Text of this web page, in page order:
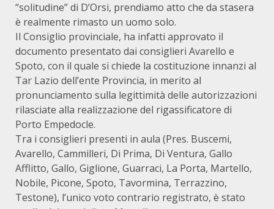
“solitudine” di D’Orsi, prendiamo atto che da stasera
è realmente rimasto un uomo solo.
Il Consiglio provinciale, ha infatti approvato il
documento presentato dai consiglieri Avarello e
Spoto, con il quale si chiede la costituzione innanzi al
Tar Lazio dell’ente Provincia, in merito al
pronunciamento sulla legittimità delle autorizzazioni
rilasciate alla realizzazione del rigassificatore di
Porto Empedocle.
Tra i consiglieri presenti in aula (Pres. Buscemi,
Avarello, Cammilleri, Di Prima, Di Ventura, Gallo
Afflitto, Gallo, Giglione, Guarraci, La Porta, Martello,
Nobile, Picone, Spoto, Tavormina, Terrazzino,
Testone), l’unico voto contrario registrato, è stato